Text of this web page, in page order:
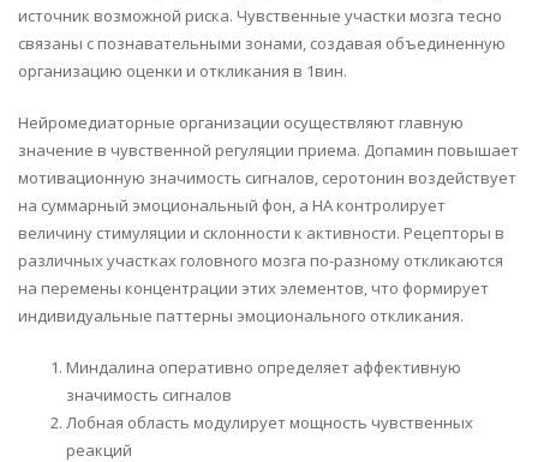
источник возможной риска. Чувственные участки мозга тесно
связаны с познавательными зонами, создавая объединенную
организацию оценки и откликания в 1вин.
Нейромедиаторные организации осуществляют главную
значение в чувственной регуляции приема. Допамин повышает
мотивационную значимость сигналов, серотонин воздействует
на суммарный эмоциональный фон, а НА контролирует
величину стимуляции и склонности к активности. Рецепторы в
различных участках головного мозга по-разному откликаются
на перемены концентрации этих элементов, что формирует
индивидуальные паттерны эмоционального откликания.
Миндалина оперативно определяет аффективную
значимость сигналов
Лобная область модулирует мощность чувственных
реакций